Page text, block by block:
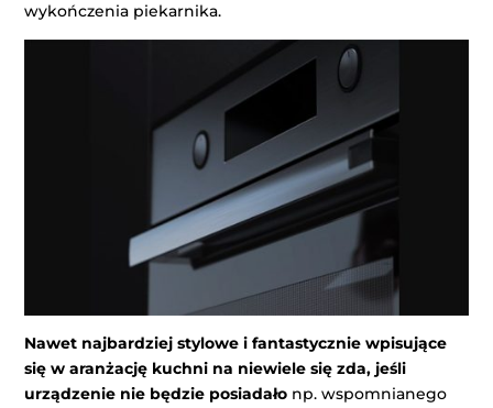
wykończenia piekarnika.
Nawet najbardziej stylowe i fantastycznie wpisujące
się w aranżację kuchni na niewiele się zda, jeśli
urządzenie nie będzie posiadało np. wspomnianego